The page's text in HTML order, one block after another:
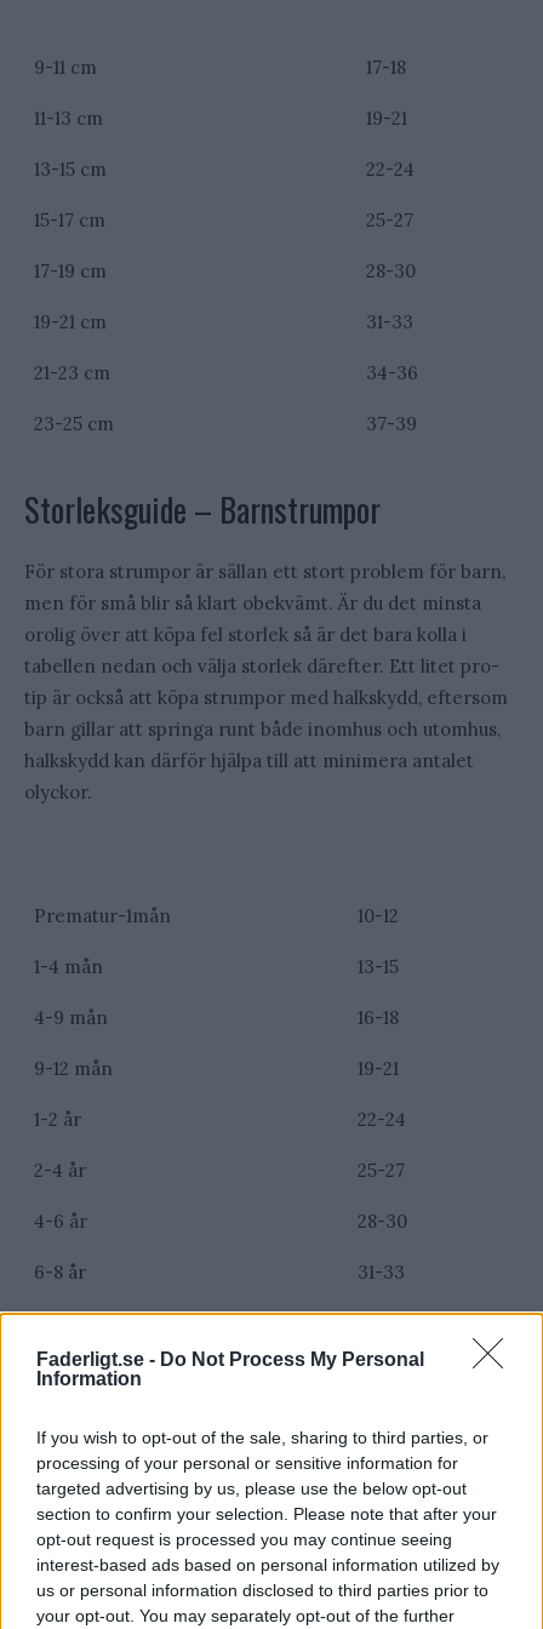
Faderligt.se - Do Not Process My Personal
Information
If you wish to opt-out of the sale, sharing to third parties, or
processing of your personal or sensitive information for
targeted advertising by us, please use the below opt-out
section to confirm your selection. Please note that after your
opt-out request is processed you may continue seeing
interest-based ads based on personal information utilized by
us or personal information disclosed to third parties prior to
your opt-out. You may separately opt-out of the further
9-11 cm 17-18
11-13 cm 19-21
13-15 cm 22-24
15-17 cm 25-27
17-19 cm 28-30
19-21 cm 31-33
21-23 cm 34-36
23-25 cm 37-39
Storleksguide – Barnstrumpor
För stora strumpor är sällan ett stort problem för barn,
men för små blir så klart obekvämt. Är du det minsta
orolig över att köpa fel storlek så är det bara kolla i
tabellen nedan och välja storlek därefter. Ett litet pro-
tip är också att köpa strumpor med halkskydd, eftersom
barn gillar att springa runt både inomhus och utomhus,
halkskydd kan därför hjälpa till att minimera antalet
olyckor.
Prematur-1mån 10-12
1-4 mån 13-15
4-9 mån 16-18
9-12 mån 19-21
1-2 år 22-24
2-4 år 25-27
4-6 år 28-30
6-8 år 31-33
10-11 år
Storleksguide – Mössor för barn
Mössor för barn mäts generellt sett i centimeter som
anger huvudets omkrets. Med ett måttband tar du
enkelt reda på barnets omkrets och kan sedan välja
mössa i rätt storlek.